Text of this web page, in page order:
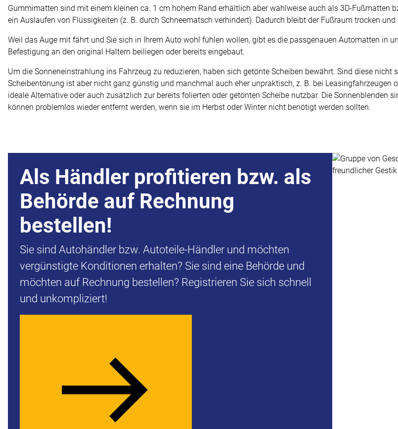
Gummimatten sind mit einem kleinen ca. 1 cm hohem Rand erhältlich aber wahlweise auch als 3D-Fußmatten
ein Auslaufen von Flüssigkeiten (z. B. durch Schneematsch verhindert). Dadurch bleibt der Fußraum trocken
Weil das Auge mit fährt und Sie sich in Ihrem Auto wohl fühlen wollen, gibt es die passgenauen Automatten in
Befestigung an den original Haltern beiliegen oder bereits eingebaut.
Um die Sonneneinstrahlung ins Fahrzeug zu reduzieren, haben sich getönte Scheiben bewährt. Sind diese
Scheibentönung ist aber nicht ganz günstig und manchmal auch eher unpraktisch, z. B. bei Leasingfahrzeugen
ideale Alternative oder auch zusätzlich zur bereits folierten oder getönten Scheibe nutzbar. Die Sonnenblenden
können problemlos wieder entfernt werden, wenn sie im Herbst oder Winter nicht benötigt werden sollten.
Als Händler profitieren bzw. als
Behörde auf Rechnung
bestellen!
Sie sind Autohändler bzw. Autoteile-Händler und möchten
vergünstigte Konditionen erhalten? Sie sind eine Behörde und
möchten auf Rechnung bestellen? Registrieren Sie sich schnell
und unkompliziert!